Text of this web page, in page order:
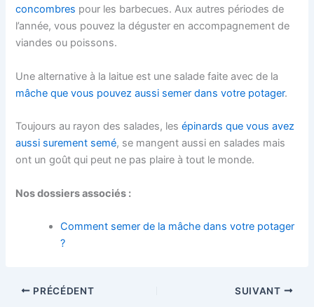
concombres pour les barbecues. Aux autres périodes de
l’année, vous pouvez la déguster en accompagnement de
viandes ou poissons.
Une alternative à la laitue est une salade faite avec de la
mâche que vous pouvez aussi semer dans votre potager.
Toujours au rayon des salades, lesépinards que vous avez
aussi surement semé, se mangent aussi en salades mais
ont un goût qui peut ne pas plaire à tout le monde.
Nos dossiers associés :
Comment semer de la mâche dans votre potager
?
PRÉCÉDENT SUIVANT